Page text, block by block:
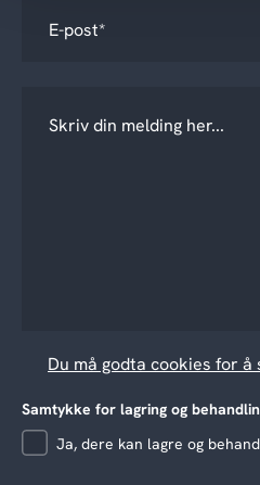
Du må godta cookies for
Samtykke for lagring og
Ja, dere kan lagre og